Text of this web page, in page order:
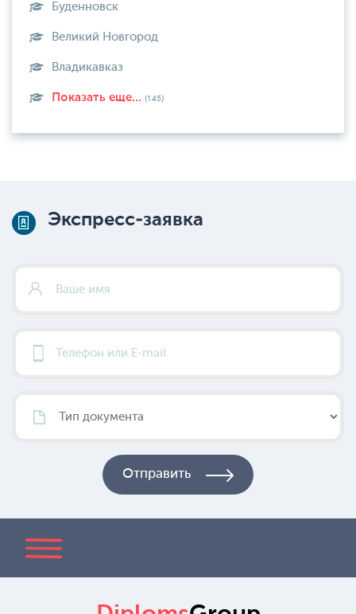
Буденновск
Великий Новгород
Владикавказ
Показать еще... (145)
Экспресс-заявка